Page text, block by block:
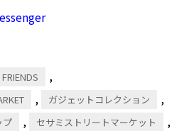
,
, ガジェットコレクション ,
プ , セサミストリートマーケット ,